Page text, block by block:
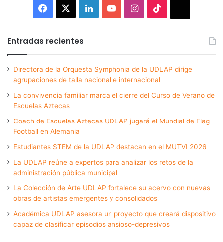
Facebook LinkedInYouTubeInstagram
Entradas recientes
Directora de la Orquesta Symphonia de la UDLAP dirige
agrupaciones de talla nacional e internacional
La convivencia familiar marca el cierre del Curso de Verano de
Escuelas Aztecas
Coach de Escuelas Aztecas UDLAP jugará el Mundial de Flag
Football en Alemania
Estudiantes STEM de la UDLAP destacan en el MUTVI 2026
La UDLAP reúne a expertos para analizar los retos de la
administración pública municipal
La Colección de Arte UDLAP fortalece su acervo con nuevas
obras de artistas emergentes y consolidados
Académica UDLAP asesora un proyecto que creará dispositivo
capaz de clasificar episodios ansioso-depresivos